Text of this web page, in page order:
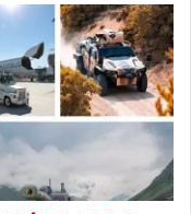
شراكة
تركية
أوكرانية
في
مجال
الصناعات
الدفاعية